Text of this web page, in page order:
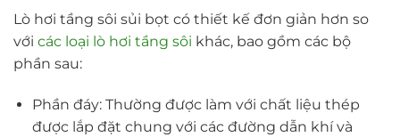
Lò hơi tầng sôi sủi bọt có thiết kế đơn giản hơn so
với các loại lò hơi tầng sôi khác, bao gồm các bộ
phần sau:
Phần đáy: Thường được làm với chất liệu thép
được lắp đặt chung với các đường dẫn khí và